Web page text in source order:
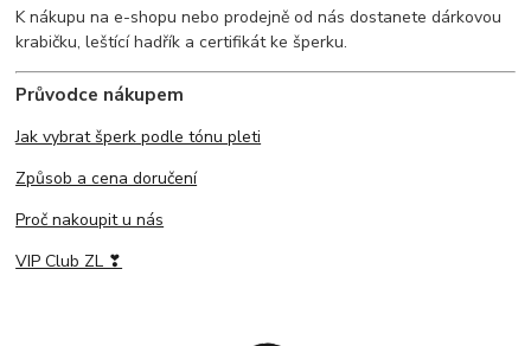
K nákupu na e-shopu nebo prodejně od nás dostanete dárkovou
krabičku, leštící hadřík a certifikát ke šperku.
Průvodce nákupem
Jak vybrat šperk podle tónu pleti
Způsob a cena doručení
Proč nakoupit u nás
VIP Club ZL ❣